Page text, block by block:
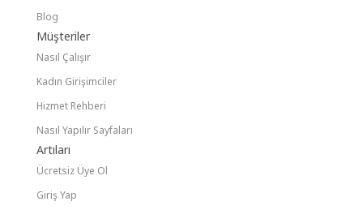
Blog
Müşteriler
Nasıl Çalışır
Kadın Girişimciler
Hizmet Rehberi
Nasıl Yapılır Sayfaları
Artıları
Ücretsiz Üye Ol
Giriş Yap